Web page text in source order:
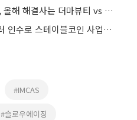
‘K뷰티 맞수’ 아모레·LG생건, 올해 해결사는 더마뷰티 vs 생활용품
마스터카드, BVNK 18억 달러 인수로 스테이블코인 사업 본격 확장
#IMCAS
#슬로우에이징